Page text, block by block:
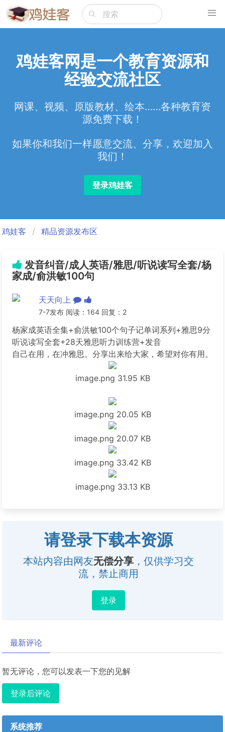
鸡娃客网是一个教育资源和
经验交流社区
网课、视频、原版教材、绘本……各种教育资
源免费下载！
如果你和我们一样愿意交流、分享，欢迎加入
我们！
登录鸡娃客
鸡娃客 精品资源发布区
发音纠音/成人英语/雅思/听说读写全套/杨
家成/俞洪敏100句
天天向上
7-7发布 阅读：164 回复：2
杨家成英语全集+俞洪敏100个句子记单词系列+雅思9分
听说读写全套+28天雅思听力训练营+发音
自己在用，在冲雅思。分享出来给大家，希望对你有用。
image.png 31.95 KB
image.png 20.05 KB
image.png 20.07 KB
image.png 33.42 KB
image.png 33.13 KB
请登录下载本资源
本站内容由网友无偿分享 ，仅供学习交
流，禁止商用
登录
最新评论
暂无评论，您可以发表一下您的见解
登录后评论
系统推荐